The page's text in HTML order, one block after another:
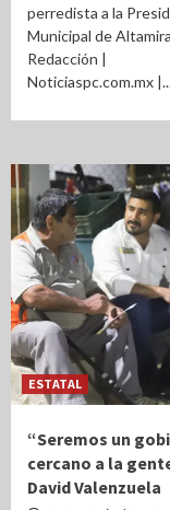
perredista a la
Municipal de
Redacción |
Noticiaspc.com.mx
ESTATAL
“Seremos un
cercano a la
David Valenzuela